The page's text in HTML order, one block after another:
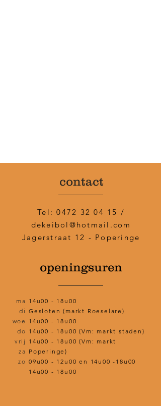
contact
Tel:0472 32 04 15 /
dekeibol@hotmail.com
Jagerstraat 12 - Poperinge
openingsuren
ma
di
woe
do
vrij
za
zo
14u00 - 18u00
Gesloten (markt Roeselare)
14u00 - 18u00
14u00 - 18u00 (Vm: markt staden)
14u00 - 18u00 (Vm: markt
Poperinge)
09u00 - 12u00 en 14u00 -18u00
14u00 - 18u00